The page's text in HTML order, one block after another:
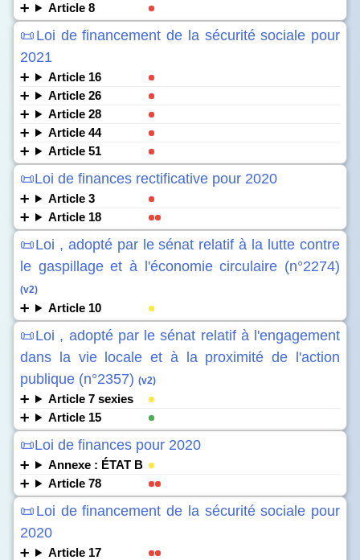
Article 8
📜Loi de financement de la sécurité sociale pour
2021
Article 16
Article 26
Article 28
Article 44
Article 51
📜Loi de finances rectificative pour 2020
Article 3
Article 18
📜Loi , adopté par le sénat relatif à la lutte contre
le gaspillage et à l'économie circulaire (n°2274)
(v2)
Article 10
📜Loi , adopté par le sénat relatif à l'engagement
dans la vie locale et à la proximité de l'action
publique (n°2357) (v2)
Article 7 sexies
Article 15
📜Loi de finances pour 2020
Annexe : ÉTAT B
Article 78
📜Loi de financement de la sécurité sociale pour
2020
Article 17